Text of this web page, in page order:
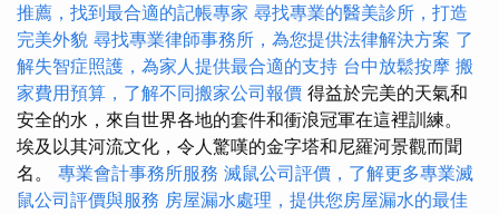
推薦，找到最合適的記帳專家 尋找專業的醫美診所，打造
完美外貌 尋找專業律師事務所，為您提供法律解決方案 了
解失智症照護，為家人提供最合適的支持 台中放鬆按摩 搬
家費用預算，了解不同搬家公司報價 得益於完美的天氣和
安全的水，來自世界各地的套件和衝浪冠軍在這裡訓練。
埃及以其河流文化，令人驚嘆的金字塔和尼羅河景觀而聞
名。 專業會計事務所服務 滅鼠公司評價，了解更多專業滅
鼠公司評價與服務 房屋漏水處理，提供您房屋漏水的最佳